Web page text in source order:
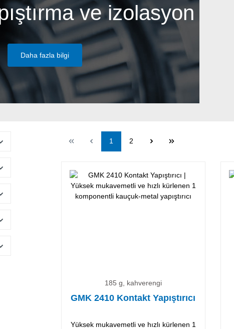
ve izolasyon
Daha fazla bilgi
Sayfa
1 Sayfa
2
185 g, kahverengi
GMK 2410 Kontakt Yapıştırıcı
Yüksek mukavemetli ve hızlı kürlenen 1